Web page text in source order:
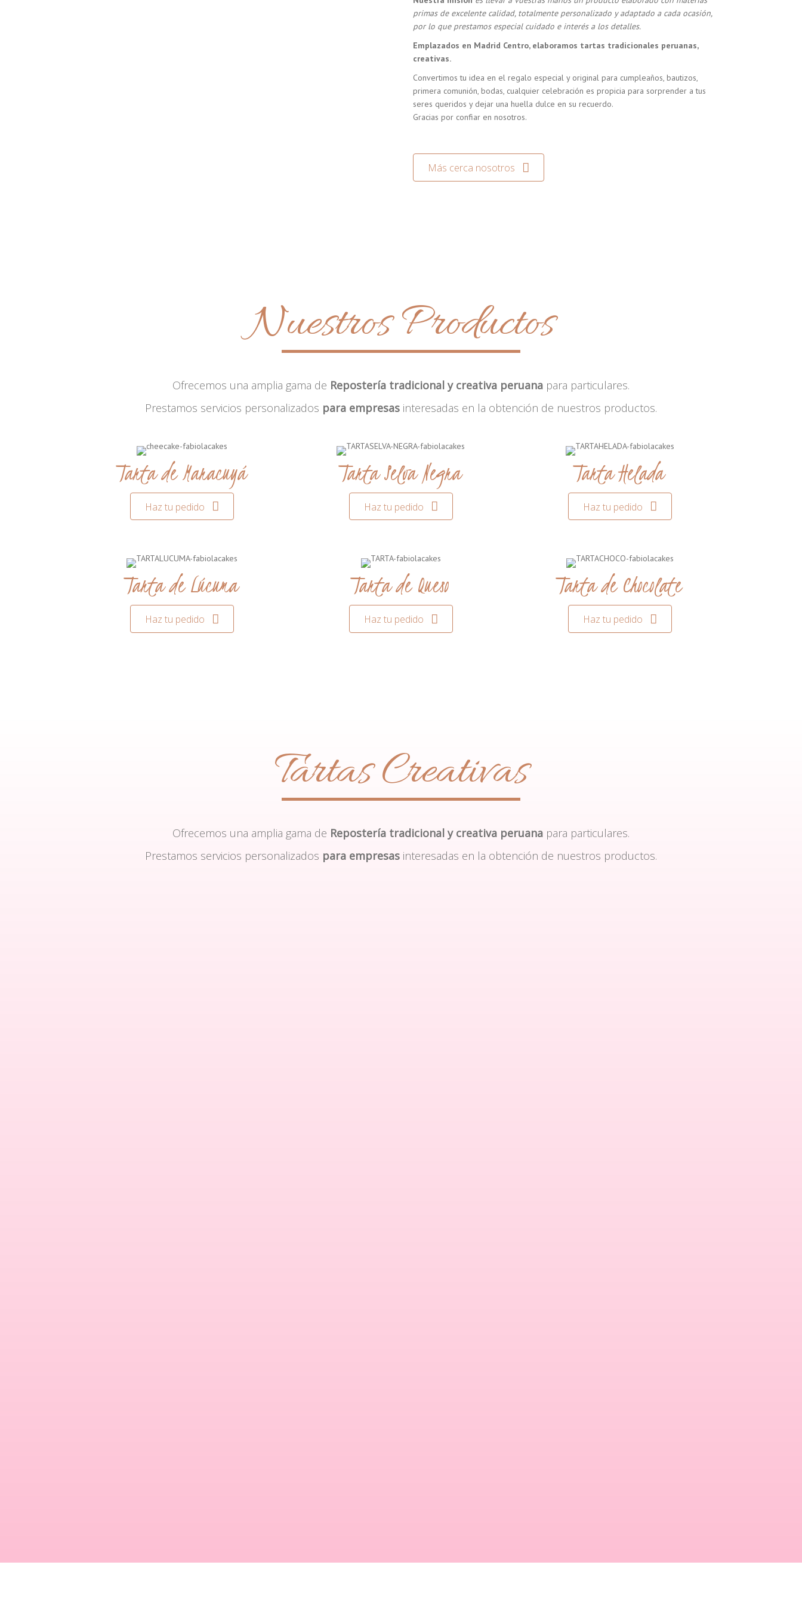
primas de excelente calidad, totalmente personalizado y adaptado a cada ocasión,
por lo que prestamos especial cuidado e interés a los detalles.
Emplazados en Madrid Centro, elaboramos tartas tradicionales peruanas,
creativas.
Convertimos tu idea en el regalo especial y original para cumpleaños, bautizos,
primera comunión, bodas, cualquier celebración es propicia para sorprender a tus
seres queridos y dejar una huella dulce en su recuerdo.
Gracias por confiar en nosotros.
Más cerca nosotros
Nuestros Productos
Ofrecemos una amplia gama de Repostería tradicional y creativa peruana para particulares.
Prestamos servicios personalizados para empresas interesadas en la obtención de nuestros productos.
Tarta de Maracuyá
Haz tu pedido
Tarta Selva Negra
Haz tu pedido
Tarta Helada
Haz tu pedido
Tarta de Lúcuma
Haz tu pedido
Tarta de Queso
Haz tu pedido
Tarta de Chocolate
Haz tu pedido
Tartas Creativas
Ofrecemos una amplia gama de Repostería tradicional y creativa peruana para particulares.
Prestamos servicios personalizados para empresas interesadas en la obtención de nuestros productos.